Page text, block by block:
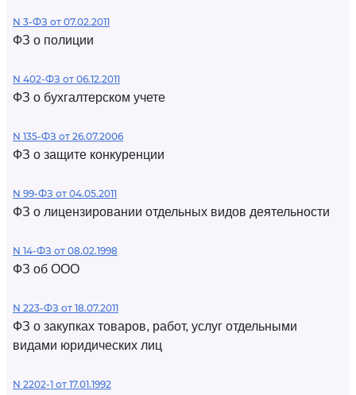
N 3-ФЗ от 07.02.2011
ФЗ о полиции
N 402-ФЗ от 06.12.2011
ФЗ о бухгалтерском учете
N 135-ФЗ от 26.07.2006
ФЗ о защите конкуренции
N 99-ФЗ от 04.05.2011
ФЗ о лицензировании отдельных видов деятельности
N 14-ФЗ от 08.02.1998
ФЗ об ООО
N 223-ФЗ от 18.07.2011
ФЗ о закупках товаров, работ, услуг отдельными
видами юридических лиц
N 2202-1 от 17.01.1992